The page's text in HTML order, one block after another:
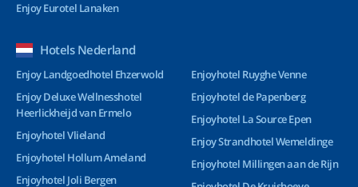
Enjoy Eurotel Lanaken
Hotels Nederland
Enjoy Landgoedhotel Ehzerwold
Enjoy Deluxe Wellnesshotel
Heerlickheijd van Ermelo
Enjoyhotel Vlieland
Enjoyhotel Hollum Ameland
Enjoyhotel Joli Bergen
Enjoyhotel Ruyghe Venne
Enjoyhotel de Papenberg
Enjoyhotel La Source Epen
Enjoy Strandhotel Wemeldinge
Enjoyhotel Millingen aan de Rijn